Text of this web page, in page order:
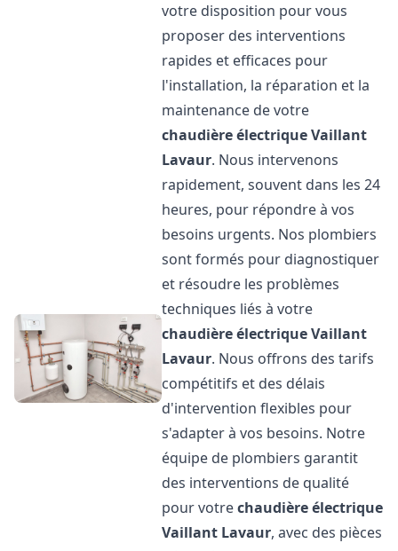
votre disposition pour vous
proposer des interventions
rapides et efficaces pour
l'installation, la réparation et la
maintenance de votre
chaudière électrique Vaillant
Lavaur. Nous intervenons
rapidement, souvent dans les 24
heures, pour répondre à vos
besoins urgents. Nos plombiers
sont formés pour diagnostiquer
et résoudre les problèmes
techniques liés à votre
chaudière électrique Vaillant
Lavaur. Nous offrons des tarifs
compétitifs et des délais
d'intervention flexibles pour
s'adapter à vos besoins. Notre
équipe de plombiers garantit
des interventions de qualité
pour votrechaudière électrique
Vaillant Lavaur, avec des pièces